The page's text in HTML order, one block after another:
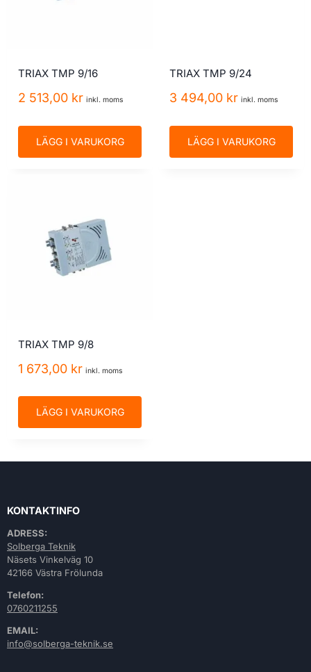
TRIAX TMP 9/16
2 513,00 kr inkl. moms
LÄGG I VARUKORG
TRIAX TMP 9/24
3 494,00 kr inkl. moms
LÄGG I VARUKORG
TRIAX TMP 9/8
1 673,00 kr inkl. moms
LÄGG I VARUKORG
KONTAKTINFO
ADRESS:
Solberga Teknik
Näsets Vinkelväg 10
42166 Västra Frölunda
Telefon:
0760211255
EMAIL:
info@solberga-teknik.se